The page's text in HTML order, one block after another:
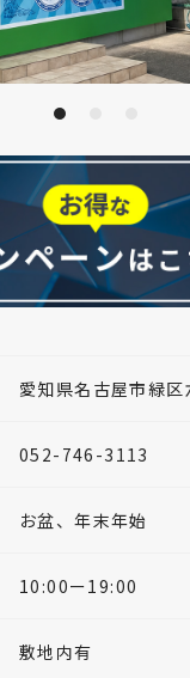
愛知県名古屋市緑
052-746-3113
お盆、年末年始
10:00ー19:00
敷地内有